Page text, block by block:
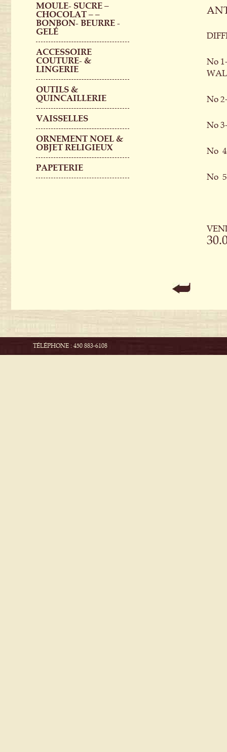
MOULE- SUCRE –
CHOCOLAT – –
BONBON- BEURRE -
GELÉ
ACCESSOIRE
COUTURE- &
LINGERIE
OUTILS &
QUINCAILLERIE
VAISSELLES
ORNEMENT NOEL &
OBJET RELIGIEUX
PAPETERIE
No
No
No
No
No
TÉLÉPHONE : 450 883-6108